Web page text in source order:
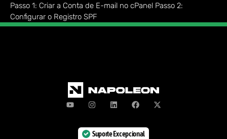
Passo 1: Criar a Conta de E-mail no cPanel Passo 2:
Configurar o Registro SPF
Suporte Excepcional